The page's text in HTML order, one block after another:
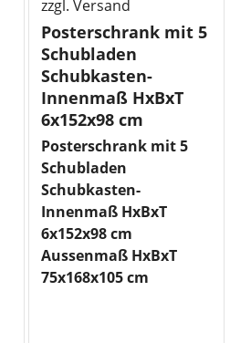
zzgl. Versand
Posterschrank mit 5
Schubladen
Schubkasten-
Innenmaß HxBxT
6x152x98 cm
Posterschrank mit 5
Schubladen
Schubkasten-
Innenmaß HxBxT
6x152x98 cm
Aussenmaß HxBxT
75x168x105 cm